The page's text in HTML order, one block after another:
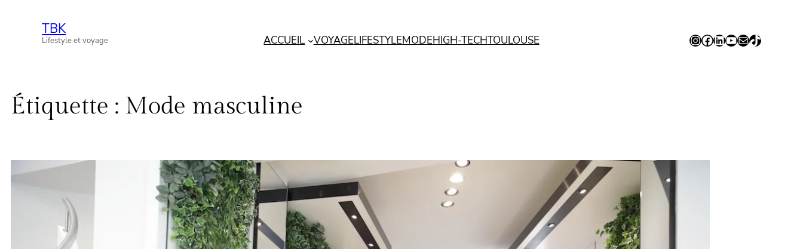
contenu
TBK
Lifestyle et voyage ACCUEIL VOYAGELIFESTYLEMODEHIGH-TECHTOULOUSE InstagramFacebook LinkedIn YouTube E-mail TikTok
Étiquette : Mode masculine